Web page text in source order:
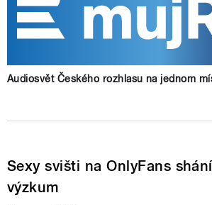
Audiosvět Českého rozhlasu na jednom
Sexy svišti na OnlyFans
výzkum